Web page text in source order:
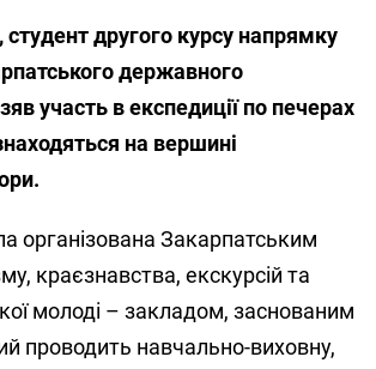
студент другого курсу напрямку
державного
участь в експедиції по печерах
на вершині
організована Закарпатським
краєзнавства, екскурсій та
молоді – закладом, заснованим
проводить навчально-виховну,